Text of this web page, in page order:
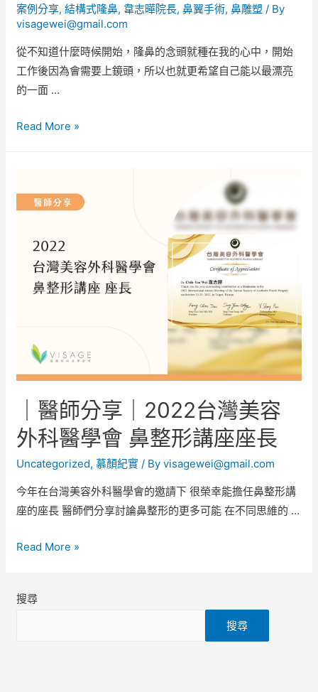
案例分享,結構式隆鼻, 韋志曄院長,鼻翼手術,鼻雕塑 / By
visagewei@gmail.com
從不知道什麼時候開始，隆鼻的念頭就種在我的心中，開始
工作後因為會需要上鏡頭，所以也就更希望自己能以最漂亮
的一面 …
Read More »
｜醫師分享｜2022台灣美容
外科醫學會 鼻整形講座座長
Uncategorized,慕顏紀實 / Byvisagewei@gmail.com
今年在台灣美容外科醫學會的邀請下 很榮幸能擔任鼻整形講
座的座長​ 醫師們分享討論鼻整形的更多可能 在不同思維的 …
Read More »
搜尋
搜尋